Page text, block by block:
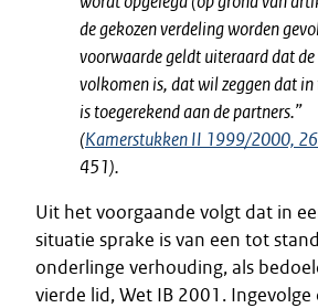
de gekozen verdeling worden
voorwaarde geldt uiteraard dat
volkomen is, dat wil zeggen dat
is toegerekend aan de partners.”
(Kamerstukken II 1999/2000,
451).
Uit het voorgaande volgt dat in
situatie sprake is van een tot
onderlinge verhouding, als
vierde lid, Wet IB 2001.